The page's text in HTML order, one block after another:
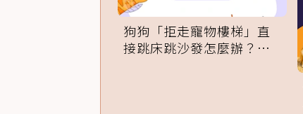
狗狗「拒走寵物樓梯」直
接跳床跳沙發怎麼辦？專